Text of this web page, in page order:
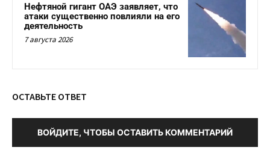
Нефтяной гигант ОАЭ заявляет, что
атаки существенно повлияли на его
деятельность
7 августа 2026
ОСТАВЬТЕ ОТВЕТ
ВОЙДИТЕ, ЧТОБЫ ОСТАВИТЬ КОММЕНТАРИЙ